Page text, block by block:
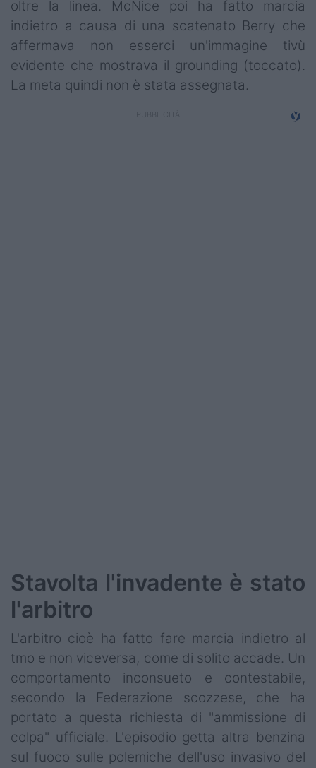
oltre la linea. McNice poi ha fatto marcia
indietro a causa di una scatenato Berry che
affermava non esserci un'immagine tivù
evidente che mostrava il grounding (toccato).
La meta quindi non è stata assegnata.
Stavolta l'invadente è stato
l'arbitro
L'arbitro cioè ha fatto fare marcia indietro al
tmo e non viceversa, come di solito accade. Un
comportamento inconsueto e contestabile,
secondo la Federazione scozzese, che ha
portato a questa richiesta di "ammissione di
colpa" ufficiale. L'episodio getta altra benzina
sul fuoco sulle polemiche dell'uso invasivo del